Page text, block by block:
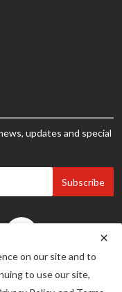
updates and special
Subscribe
on our site and to
to use our site,